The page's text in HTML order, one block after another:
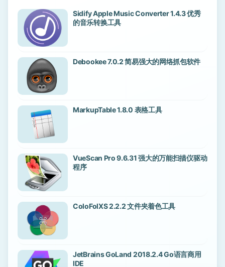
Sidify Apple Music Converter 1.4.3 优秀
的音乐转换工具
Debookee 7.0.2 简易强大的网络抓包软件
MarkupTable 1.8.0 表格工具
VueScan Pro 9.6.31 强大的万能扫描仪驱动
程序
ColoFolXS 2.2.2 文件夹着色工具
JetBrains GoLand 2018.2.4 Go语言商用
IDE